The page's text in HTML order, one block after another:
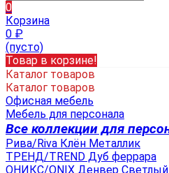
0
Корзина
0 ₽
(пусто)
Товар в корзине!
Каталог товаров
Каталог товаров
Офисная мебель
Мебель для персонала
Все коллекции для
Рива/Riva Клён Металлик
ТРЕНД/TREND Дуб феррара
ОНИКС/ONIX Денвер Светлый